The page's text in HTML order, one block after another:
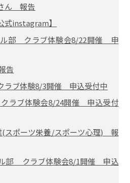
ん 報告
式instagram】
ル部 クラブ体験会8/22開催 申
告
ラブ体験8/3開催 申込受付中
ラブ体験会8/24開催 申込受付
スポーツ栄養/スポーツ心理) 報
部 クラブ体験会8/1開催 申込